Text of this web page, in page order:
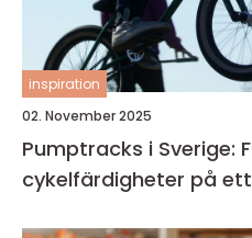
inspiration
02. November 2025
Pumptracks i Sverige:
cykelfärdigheter på